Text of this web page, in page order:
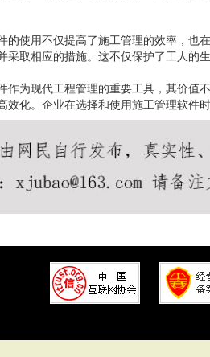
的使用不仅提高了施工管理的效率，也
采取相应的措施。这不仅保护了工人的
作为现代工程管理的重要工具，其价值
效化。企业在选择和使用施工管理软件